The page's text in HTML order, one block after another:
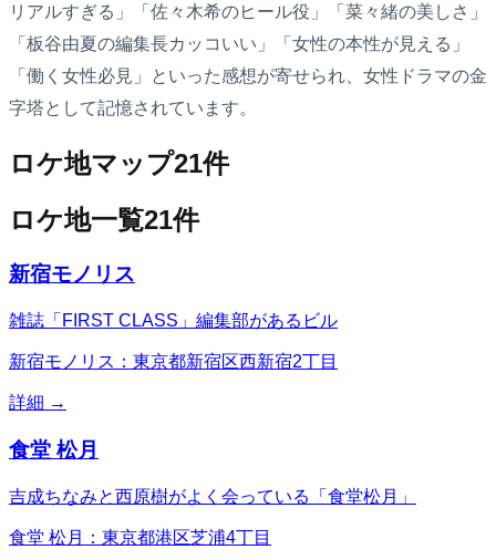
リアルすぎる」「佐々木希のヒール役」「菜々緒の美しさ」
「板谷由夏の編集長カッコいい」「女性の本性が見える」
「働く女性必見」といった感想が寄せられ、女性ドラマの金
字塔として記憶されています。
ロケ地マップ21件
ロケ地一覧21件
新宿モノリス
雑誌「FIRST CLASS」編集部があるビル
新宿モノリス：東京都新宿区西新宿2丁目
詳細 →
食堂 松月
吉成ちなみと西原樹がよく会っている「食堂松月」
食堂 松月：東京都港区芝浦4丁目